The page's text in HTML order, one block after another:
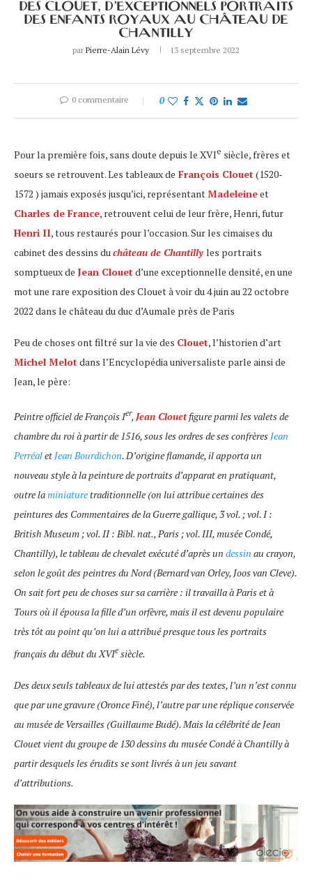
DES CLOUET, D’EXCEPTIONNELS PORTRAITS
DES ENFANTS ROYAUX AU CHÂTEAU DE
CHANTILLY
par Pierre-Alain Lévy 13 septembre 2022
0 commentaire 0
Pour la première fois, sans doute depuis le XVIe siècle, frères et
soeurs se retrouvent. Les tableaux de François Clouet (1520-
1572 ) jamais exposés jusqu’ici, représentantMadeleineet
Charles de France, retrouvent celui de leur frère, Henri, futur
Henri II, tous restaurés pour l’occasion. Sur les cimaises du
cabinet des dessins duchâteau de Chantilly les portraits
somptueux de Jean Clouet d’une exceptionnelle densité, en une
mot une rare exposition des Clouet à voir du 4 juin au 22 octobre
2022 dans le château du duc d’Aumale près de Paris
Peu de choses ont filtré sur la vie des Clouet, l’historien d’art
Michel Melot dans l’Encyclopédia universaliste parle ainsi de
Jean, le père:
Peintre officiel de François Ier, Jean Clouetfigure parmi les valets de
chambre du roi à partir de 1516, sous les ordres de ses confrères Jean
Perréalet Jean Bourdichon. D’origine flamande, il apporta un
nouveau style à la peinture de portraits d’apparat en pratiquant,
outre la miniaturetraditionnelle (on lui attribue certaines des
peintures des Commentaires de la Guerre gallique, 3 vol. ; vol. I :
British Museum ; vol. II : Bibl. nat., Paris ; vol. III, musée Condé,
Chantilly), le tableau de chevalet exécuté d’après un dessin au crayon,
selon le goût des peintres du Nord (Bernard van Orley, Joos van Cleve).
On sait fort peu de choses sur sa carrière : il travailla à Paris et à
Tours où il épousa la fille d’un orfèvre, mais il est devenu populaire
très tôt au point qu’on lui a attribué presque tous les portraits
français du début du XVIe siècle.
Des deux seuls tableaux de lui attestés par des textes, l’un n’est connu
que par une gravure (Oronce Finé), l’autre par une réplique conservée
au musée de Versailles (Guillaume Budé). Mais la célébrité de Jean
Clouet vient du groupe de 130 dessins du musée Condé à Chantilly à
partir desquels les érudits se sont livrés à un jeu savant
d’attributions.